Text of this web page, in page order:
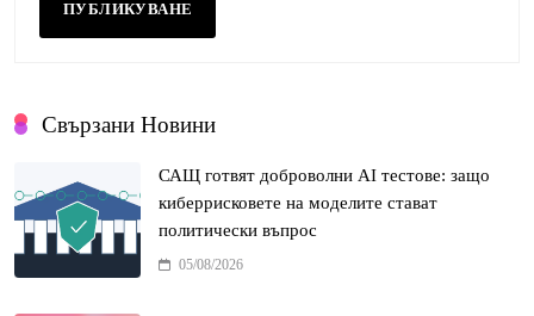
Свързани Новини
САЩ готвят доброволни AI тестове: защо
киберрисковете на моделите стават
политически въпрос
05/08/2026